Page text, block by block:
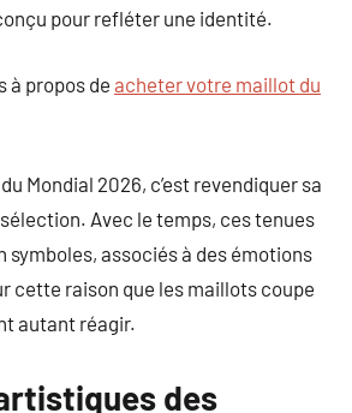
pour refléter une identité.
à propos de acheter votre maillot du
Mondial 2026, c’est revendiquer sa
Avec le temps, ces tenues
symboles, associés à des émotions
cette raison que les maillots coupe
autant réagir.
des